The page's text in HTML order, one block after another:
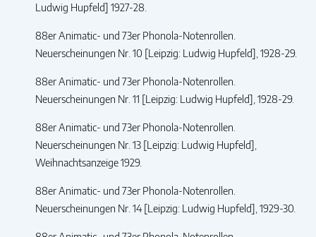
Ludwig Hupfeld] 1927-28.
88er Animatic- und 73er Phonola-Notenrollen.
Neuerscheinungen Nr. 10 [Leipzig: Ludwig Hupfeld], 1928-29.
88er Animatic- und 73er Phonola-Notenrollen.
Neuerscheinungen Nr. 11 [Leipzig: Ludwig Hupfeld], 1928-29.
88er Animatic- und 73er Phonola-Notenrollen.
Neuerscheinungen Nr. 13 [Leipzig: Ludwig Hupfeld],
Weihnachtsanzeige 1929.
88er Animatic- und 73er Phonola-Notenrollen.
Neuerscheinungen Nr. 14 [Leipzig: Ludwig Hupfeld], 1929-30.